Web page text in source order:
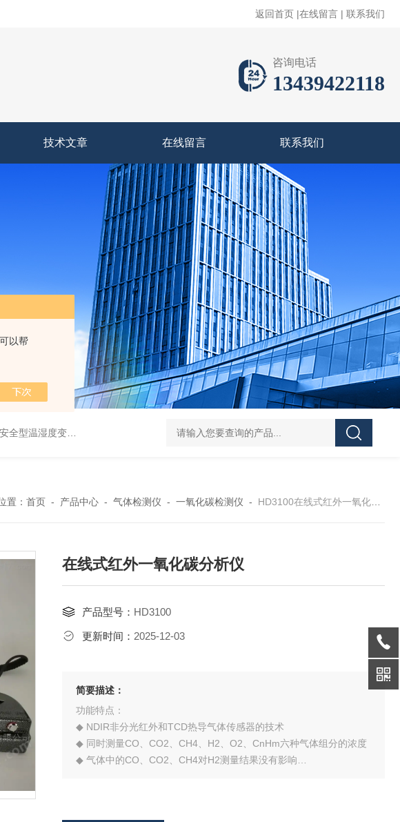
以帮
返回首页 |在线留言 | 联系我们
咨询电话
13439422118
技术文章 在线留言 联系我们
器系列 适用于 0 区和 20 区 DS-50d韩国大成管道漏水检测仪 DS-50d韩国
置： 首页- 产品中心- 气体检测仪 - 一氧化碳检测仪 - HD3100在线式红外一氧化碳分析仪
在线式红外一氧化碳分析仪
产品型号： HD3100
更新时间： 2025-12-03
简要描述：
功能特点：
◆ NDIR非分光红外和TCD热导气体传感器的技术
◆ 同时测量CO、CO2、CH4、H2、O2、CnHm六种气体组分的浓度
◆ 气体中的CO、CO2、CH4对H2测量结果没有影响